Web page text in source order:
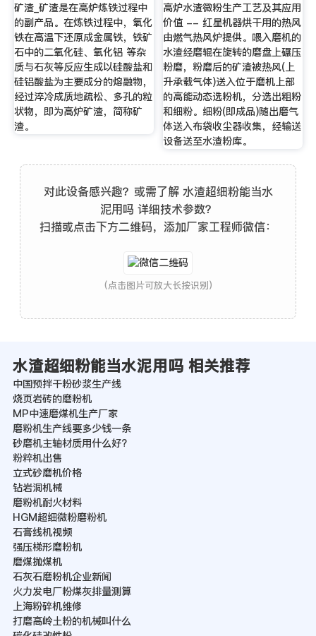
矿渣_矿渣是在高炉炼铁过程中
的副产品。在炼铁过程中，氧化
铁在高温下还原成金属铁，铁矿
石中的二氧化硅、氧化铝 等杂
质与石灰等反应生成以硅酸盐和
硅铝酸盐为主要成分的熔融物，
经过淬冷成质地疏松、多孔的粒
状物，即为高炉矿渣，简称矿
渣。
高炉水渣微粉生产工艺及其应用
价值 -- 红星机器烘干用的热风
由燃气热风炉提供。喂入磨机的
水渣经磨辊在旋转的磨盘上碾压
粉磨，粉磨后的矿渣被热风(上
升承载气体)送入位于磨机上部
的高能动态选粉机，分选出粗粉
和细粉。细粉(即成品)随出磨气
体送入布袋收尘器收集，经输送
设备送至水渣粉库。
对此设备感兴趣？或需了解 水渣超细粉能当水
泥用吗 详细技术参数？
扫描或点击下方二维码，添加厂家工程师微信：
(点击图片可放大长按识别)
水渣超细粉能当水泥用吗 相关推荐
中国预拌干粉砂浆生产线
烧页岩砖的磨粉机
MP中速磨煤机生产厂家
磨粉机生产线要多少钱一条
砂磨机主轴材质用什么好?
粉粹机出售
立式砂磨机价格
钻岩洞机械
磨粉机耐火材料
HGM超细微粉磨粉机
石膏线机视频
强压梯形磨粉机
磨煤抛煤机
石灰石磨粉机企业新闻
火力发电厂粉煤灰排量测算
上海粉碎机维修
打磨高岭土粉的机械叫什么